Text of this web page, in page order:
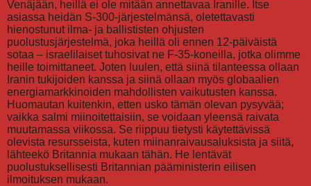
Venäjään, heillä ei ole mitään annettavaa Iranille. Itse
asiassa heidän S-300-järjestelmänsä, oletettavasti
hienostunut ilma- ja ballististen ohjusten
puolustusjärjestelmä, joka heillä oli ennen 12-päiväistä
sotaa – israelilaiset tuhosivat ne F-35-koneilla, jotka olimme
heille toimittaneet. Joten luulen, että siinä tilanteessa ollaan
Iranin tukijoiden kanssa ja siinä ollaan myös globaalien
energiamarkkinoiden mahdollisten vaikutusten kanssa.
Huomautan kuitenkin, etten usko tämän olevan pysyvää;
vaikka salmi miinoitettaisiin, se voidaan yleensä raivata
muutamassa viikossa. Se riippuu tietysti käytettävissä
olevista resursseista, kuten miinanraivausaluksista ja siitä,
lähteekö Britannia mukaan tähän. He lentävät
puolustuksellisesti Britannian pääministerin eilisen
ilmoituksen mukaan.